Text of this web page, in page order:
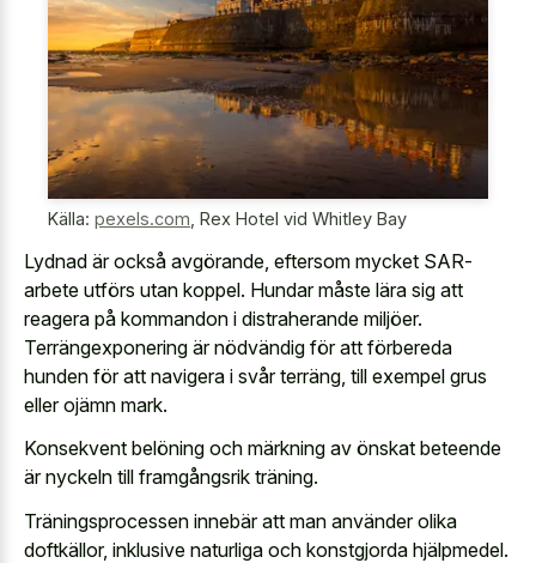
Källa: pexels.com, Rex Hotel vid Whitley Bay
Lydnad är också avgörande, eftersom mycket SAR-
arbete utförs utan koppel. Hundar måste lära sig att
reagera på kommandon i distraherande miljöer.
Terrängexponering är nödvändig för att förbereda
hunden för att navigera i svår terräng, till exempel grus
eller ojämn mark.
Konsekvent belöning och märkning av önskat beteende
är nyckeln till framgångsrik träning.
Träningsprocessen innebär att man använder olika
doftkällor, inklusive naturliga och konstgjorda hjälpmedel.